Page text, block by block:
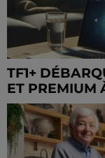
TF1+
ET PREMIUM